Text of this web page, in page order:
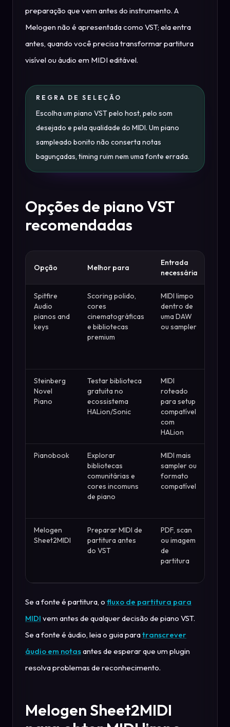
preparação que vem antes do instrumento. A
Melogen não é apresentada como VST; ela entra
antes, quando você precisa transformar partitura
visível ou áudio em MIDI editável.
REGRA DE SELEÇÃO
Escolha um piano VST pelo host, pelo som
desejado e pela qualidade do MIDI. Um piano
sampleado bonito não conserta notas
bagunçadas, timing ruim nem uma fonte errada.
Opções de piano VST
recomendadas
Opção Melhor para
Entrada
necessária
Spitfire
Audio
pianos and
keys
Scoring polido,
cores
cinematográficas
e bibliotecas
premium
MIDI limpo
dentro de
uma DAW
ou sampler
Steinberg
Novel
Piano
Testar biblioteca
gratuita no
ecossistema
HALion/Sonic
MIDI
roteado
para setup
compatível
com
HALion
Pianobook
Explorar
bibliotecas
comunitárias e
cores incomuns
de piano
MIDI mais
sampler ou
formato
compatível
Melogen
Sheet2MIDI
Preparar MIDI de
partitura antes
do VST
PDF, scan
ou imagem
de
partitura
Se a fonte é partitura, o fluxo de partitura para
MIDI vem antes de qualquer decisão de piano VST.
Se a fonte é áudio, leia o guia paratranscrever
áudio em notasantes de esperar que um plugin
resolva problemas de reconhecimento.
Melogen Sheet2MIDI